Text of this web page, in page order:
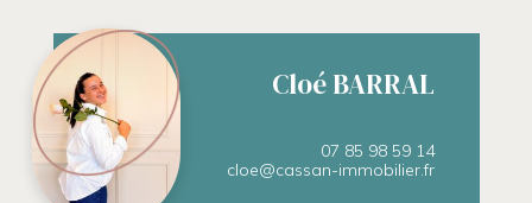
Cloé BARRAL
07 85 98 59 14
cloe@cassan-immobilier.fr